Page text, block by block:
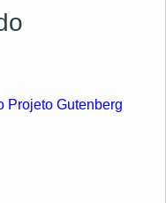
Projeto Gutenberg